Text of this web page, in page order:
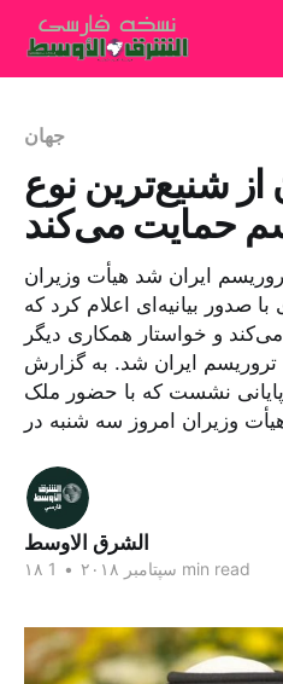
جهان
شنیع‌ترین نوع
حمایت می‌کند
ایران شد هیأت وزیران
صدور بیانیه‌ای اعلام کرد که
و خواستار همکاری دیگر
تروریسم ایران شد. به گزارش
پایانی نشست که با حضور ملک
وزیران امروز سه شنبه در
الشرق الاوسط
۱۸ سپتامبر ۲۰۱۸ • 1 min read